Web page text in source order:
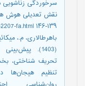
سرخوردگی زناشویی
۱۳۹-۱۴۶ http://frooyesh.ir/article-1-2207-fa.html.
باهرطالاری، م.،
(1403).
تحریف شناختی،
تنظیم هیجان‌‌ها